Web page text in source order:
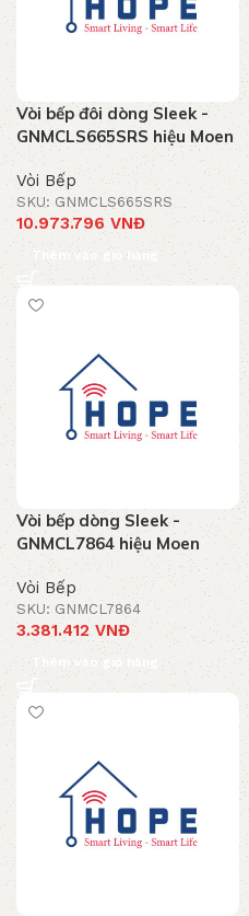
Vòi bếp đôi dòng Sleek -
GNMCLS665SRS hiệu Moen
Vòi Bếp
SKU: GNMCLS665SRS
10.973.796VNĐ
Thêm vào giỏ hàng
Vòi bếp dòng Sleek -
GNMCL7864 hiệu Moen
Vòi Bếp
SKU: GNMCL7864
3.381.412VNĐ
Thêm vào giỏ hàng